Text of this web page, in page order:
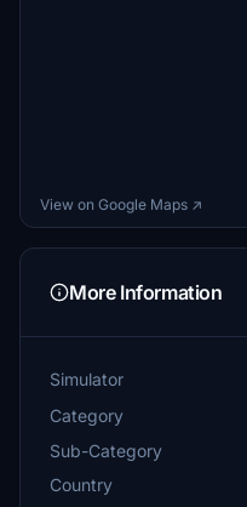
View on Google Maps ↗
More Information
Simulator
Category
Sub-Category
Country